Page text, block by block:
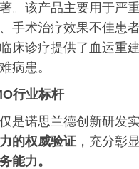
。该产品主要用于严
手术治疗效果不佳患
床诊疗提供了血运重
病患。
行业标杆
是诺思兰德创新研发
的权威验证 ，充分彰
能力。